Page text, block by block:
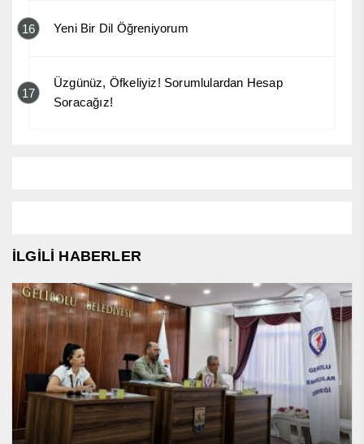
16 Yeni Bir Dil Öğreniyorum
17
Üzgünüz, Öfkeliyiz! Sorumlulardan Hesap
Soracağız!
İLGİLİ HABERLER